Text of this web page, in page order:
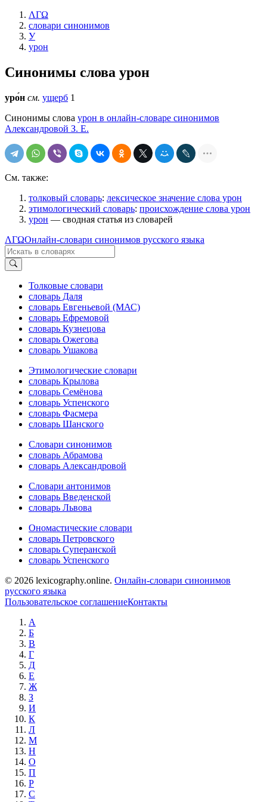
ΛΓΩ
словари синонимов
У
урон
Синонимы слова урон
уро́н см. ущерб 1
Синонимы слова урон в онлайн-словаре синонимов
Александровой З. Е.
См. также:
толковый словарь: лексическое значение слова урон
этимологический словарь: происхождение слова урон
урон — сводная статья из словарей
ΛΓΩОнлайн-словари синонимов русского языка
Толковые словари
словарь Даля
словарь Евгеньевой (МАС)
словарь Ефремовой
словарь Кузнецова
словарь Ожегова
словарь Ушакова
Этимологические словари
словарь Крылова
словарь Семёнова
словарь Успенского
словарь Фасмера
словарь Шанского
Словари синонимов
словарь Абрамова
словарь Александровой
Словари антонимов
словарь Введенской
словарь Львова
Ономастические словари
словарь Петровского
словарь Суперанской
словарь Успенского
© 2026 lexicography.online. Онлайн-словари синонимов
русского языка
Пользовательское соглашениеКонтакты
А
Б
В
Г
Д
Е
Ж
З
И
К
Л
М
Н
О
П
Р
С